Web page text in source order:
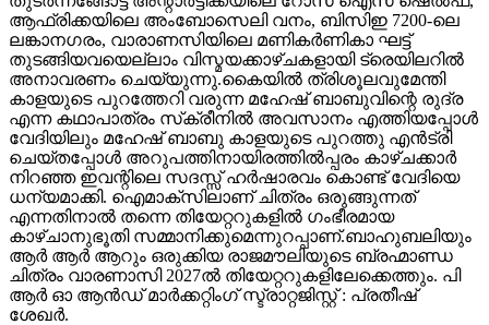
ആഫ്രിക്കയിലെ അംബോസെലി വനം, ബിസിഇ 7200-ലെ
ലങ്കാനഗരം, വാരാണസിയിലെ മണികര്‍ണികാ ഘട്ട്
തുടങ്ങിയവയെല്ലാം വിസ്മയക്കാഴ്ചകളായി ട്രെയിലറില്‍
അനാവരണം ചെയ്യുന്നു.കൈയില്‍ ത്രിശൂലവുമേന്തി
കാളയുടെ പുറത്തേറി വരുന്ന മഹേഷ് ബാബുവിന്റെ രുദ്ര
എന്ന കഥാപാത്രം സ്‌ക്രീനിൽ അവസാനം എത്തിയപ്പോൾ
വേദിയിലും മഹേഷ് ബാബു കാളയുടെ പുറത്തു എൻട്രി
ചെയ്തപ്പോൾ അറുപത്തിനായിരത്തിൽപ്പരം കാഴ്ചക്കാർ
നിറഞ്ഞ ഇവന്റിലെ സദസ്സ് ഹർഷാരവം കൊണ്ട് വേദിയെ
ധന്യമാക്കി. ഐമാക്‌സിലാണ് ചിത്രം ഒരുങ്ങുന്നത്
എന്നതിനാല്‍ തന്നെ തിയേറ്ററുകളില്‍ ഗംഭീരമായ
കാഴ്ചാനുഭൂതി സമ്മാനിക്കുമെന്നുറപ്പാണ്.ബാഹുബലിയും
ആർ ആർ ആറും ഒരുക്കിയ രാജമൗലിയുടെ ബ്രഹ്മാണ്ഡ
ചിത്രം വാരണാസി 2027ൽ തിയേറ്ററുകളിലേക്കെത്തും. പി
ആർ ഓ ആൻഡ് മാർക്കറ്റിംഗ് സ്ട്രാറ്റജിസ്റ്റ് : പ്രതീഷ്
ശേഖർ.